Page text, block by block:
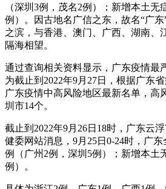
（深圳3例，茂名2例）；新增本土无
例）。因古地名广信之东，故名“广
之滨，与香港、澳门、广西、湖南、
隔海相望。
通过查询相关资料显示，广东疫情最
为截止到2022年9月27日，根据广东
广东疫情中高风险地区最新名单，高
圳市14个。
截止到2022年9月26日18时，广东云
健委网站消息，9月25日0-24时，广
例（广州2例，深圳5例）；新增本土
例）。